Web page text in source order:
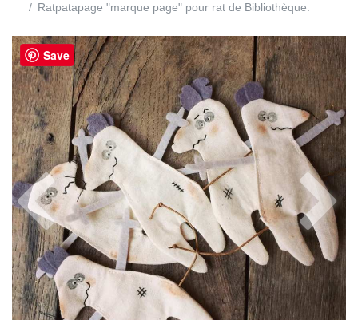
Ratpatapage "marque page" pour rat de Bibliothèque.
Previous Next
Save